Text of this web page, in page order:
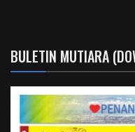
BULETIN MUTIARA